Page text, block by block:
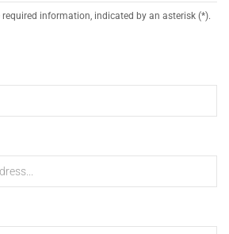
required information, indicated by an asterisk (*).